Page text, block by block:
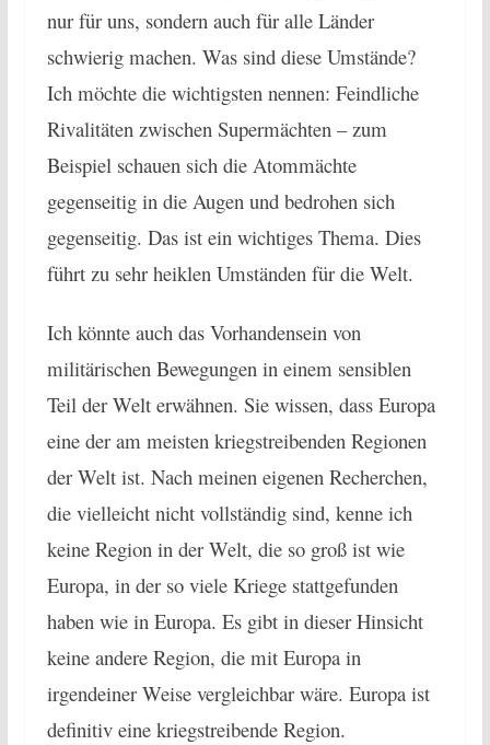
nur für uns, sondern auch für alle Länder
schwierig machen. Was sind diese Umstände?
Ich möchte die wichtigsten nennen: Feindliche
Rivalitäten zwischen Supermächten – zum
Beispiel schauen sich die Atommächte
gegenseitig in die Augen und bedrohen sich
gegenseitig. Das ist ein wichtiges Thema. Dies
führt zu sehr heiklen Umständen für die Welt.
Ich könnte auch das Vorhandensein von
militärischen Bewegungen in einem sensiblen
Teil der Welt erwähnen. Sie wissen, dass Europa
eine der am meisten kriegstreibenden Regionen
der Welt ist. Nach meinen eigenen Recherchen,
die vielleicht nicht vollständig sind, kenne ich
keine Region in der Welt, die so groß ist wie
Europa, in der so viele Kriege stattgefunden
haben wie in Europa. Es gibt in dieser Hinsicht
keine andere Region, die mit Europa in
irgendeiner Weise vergleichbar wäre. Europa ist
definitiv eine kriegstreibende Region.